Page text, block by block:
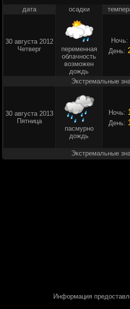
дата осадки
30 августа 2012
Четверг
переменная
облачность
возможен
дождь
Ночь:
День:
Экстремальные
30 августа 2013
Пятница
пасмурно
дождь
Ночь:
День:
Экстремальные
Информация